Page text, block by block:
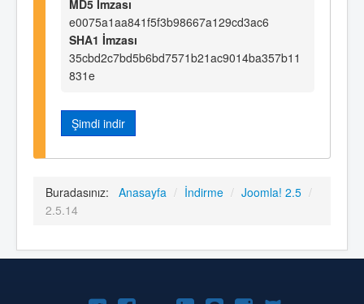
MD5 İmzası
e0075a1aa841f5f3b98667a129cd3ac6
SHA1 İmzası
35cbd2c7bd5b6bd7571b21ac9014ba357b11
831e
Şimdi indir
Buradasınız: Anasayfa / İndirme / Joomla! 2.5 /
2.5.14